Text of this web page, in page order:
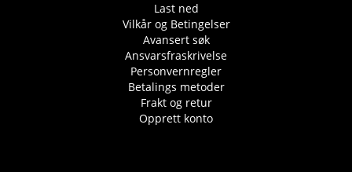
Last ned
Vilkår og Betingelser
Avansert søk
Ansvarsfraskrivelse
Personvernregler
Betalings metoder
Frakt og retur
Opprett konto